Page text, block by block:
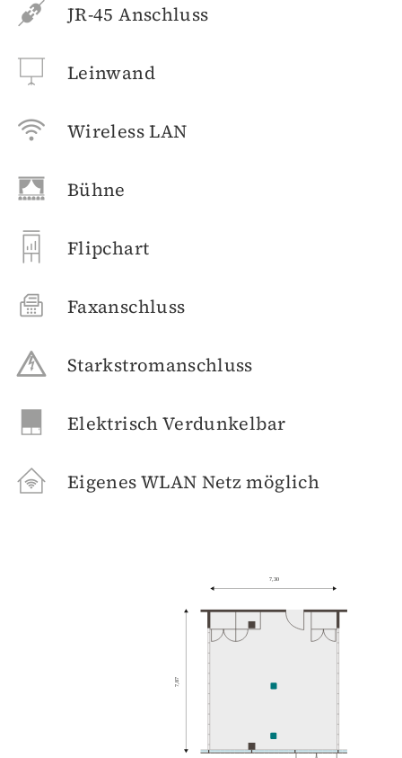
JR-45 Anschluss
Leinwand
Wireless LAN
Bühne
Flipchart
Faxanschluss
Starkstromanschluss
Elektrisch Verdunkelbar
Eigenes WLAN Netz möglich